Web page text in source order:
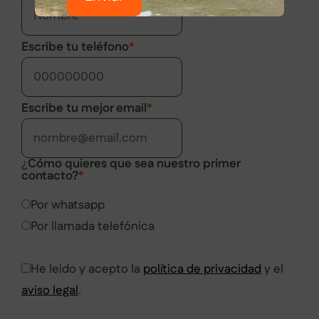
Escribe tu teléfono*
Escribe tu mejor email*
¿Cómo quieres que sea nuestro primer
contacto?*
Por whatsapp
Por llamada telefónica
He leido y acepto la política de privacidad y el
aviso legal.